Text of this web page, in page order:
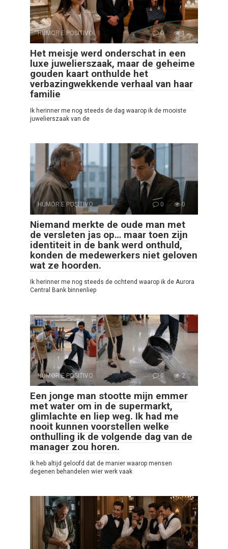
HUMOR E POSITIVO 0 1
Het meisje werd onderschat in een
luxe juwelierszaak, maar de geheime
gouden kaart onthulde het
verbazingwekkende verhaal van haar
familie
Ik herinner me nog steeds de dag waarop ik de mooiste
juwelierszaak van de
HUMOR E POSITIVO 0 0
Niemand merkte de oude man met
de versleten jas op… maar toen zijn
identiteit in de bank werd onthuld,
konden de medewerkers niet geloven
wat ze hoorden.
Ik herinner me nog steeds de ochtend waarop ik de Aurora
Central Bank binnenliep
HUMOR E POSITIVO 0 2
Een jonge man stootte mijn emmer
met water om in de supermarkt,
glimlachte en liep weg. Ik had me
nooit kunnen voorstellen welke
onthulling ik de volgende dag van de
manager zou horen.
Ik heb altijd geloofd dat de manier waarop mensen
degenen behandelen wier werk vaak